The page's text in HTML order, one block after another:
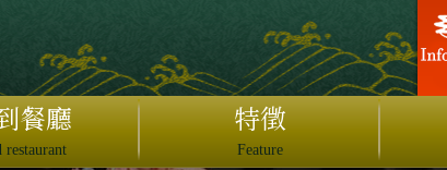
餐廳
restaurant
特徵
Feature